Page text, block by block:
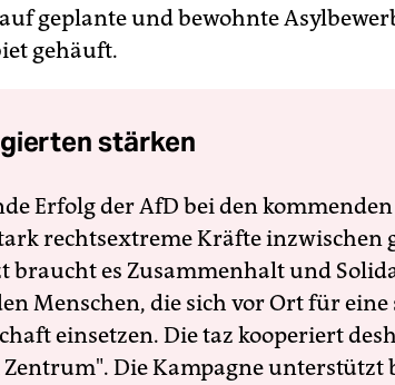
geplante und bewohnte
gehäuft.
stärken
Erfolg der AfD bei den
rechtsextreme Kräfte inzwischen
braucht es Zusammenhalt und
Menschen, die sich vor Ort für eine
einsetzen. Die taz kooperiert
Die Kampagne unterstützt